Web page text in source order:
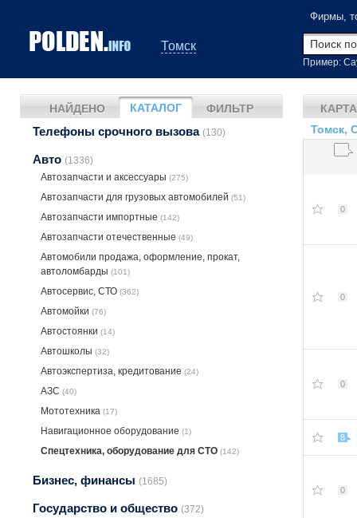
Томск
Фирмы,
Пример:
НАЙДЕНО КАТАЛОГ ФИЛЬТР
Телефоны срочного вызова (130)
Авто (1336)
Автозапчасти и аксессуары (275)
Автозапчасти для грузовых автомобилей (51)
Автозапчасти импортные (142)
Автозапчасти отечественные (49)
Автомобили продажа, оформление, прокат,
автоломбарды (101)
Автосервис, СТО (362)
Автомойки (76)
Автостоянки (14)
Автошколы (32)
Автоэкспертиза, крeдитование (24)
АЗС (40)
Мототехника (17)
Навигационное оборудование (1)
Спецтехника, оборудование для СТО (142)
Бизнес, финансы (1685)
Государство и общество (372)
КАРТА
Томск,
0
0
0
8
0